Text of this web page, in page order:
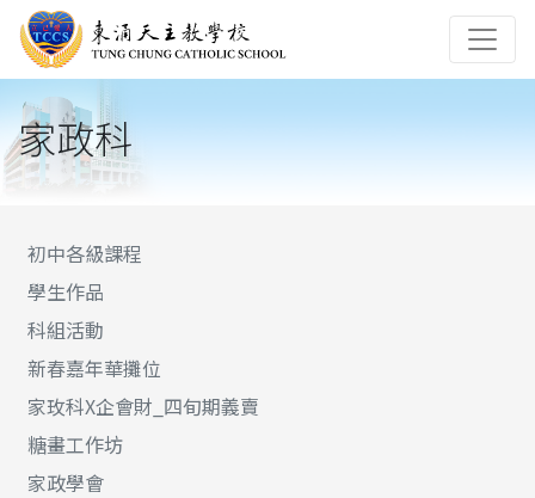
家政科
初中各級課程
學生作品
科組活動
新春嘉年華攤位
家玫科X企會財_四旬期義賣
糖畫工作坊
家政學會